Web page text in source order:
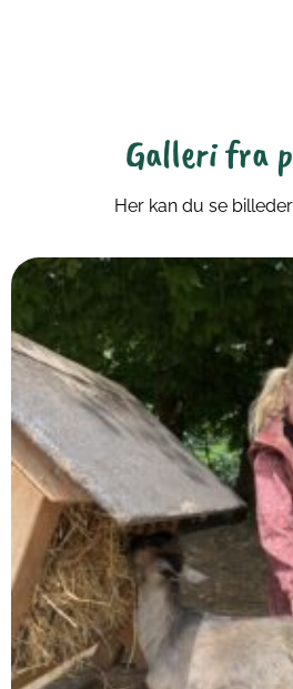
Galleri fra
Her kan du se